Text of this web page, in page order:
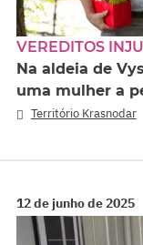
VEREDITOS
Na aldeia de
uma mulher a
Território Krasnodar
12 de junho de 2025